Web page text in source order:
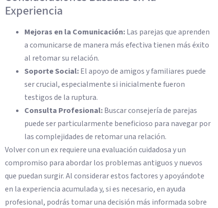
Experiencia
Mejoras en la Comunicación:Las parejas que aprenden
a comunicarse de manera más efectiva tienen más éxito
al retomar su relación.
Soporte Social:El apoyo de amigos y familiares puede
ser crucial, especialmente si inicialmente fueron
testigos de la ruptura.
Consulta Profesional:Buscar consejería de parejas
puede ser particularmente beneficioso para navegar por
las complejidades de retomar una relación.
Volver con un ex requiere una evaluación cuidadosa y un
compromiso para abordar los problemas antiguos y nuevos
que puedan surgir. Al considerar estos factores y apoyándote
en la experiencia acumulada y, si es necesario, en ayuda
profesional, podrás tomar una decisión más informada sobre